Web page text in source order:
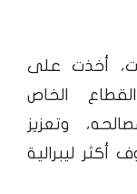
أخذت على
الخاص
وتعزيز
أكثر ليبرالية